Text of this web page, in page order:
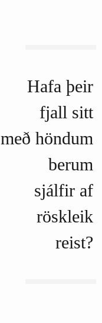
Hafa þeir
fjall sitt
með höndum
berum
sjálfir af
röskleik
reist?